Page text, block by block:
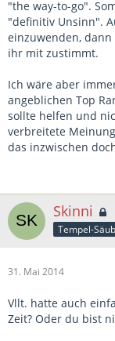
"the way-to-go".
"definitiv Unsinn".
einzuwenden,
ihr mit zustimmt.
Ich wäre aber
angeblichen Top
sollte helfen und
verbreitete
das inzwischen
Skinni
Tempel-
31. Mai 2014
Vllt. hatte auch
Zeit? Oder du bist